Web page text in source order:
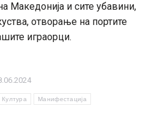
Македонија и сите убавини,
отворање на портите
играорци.
Култура Манифестација